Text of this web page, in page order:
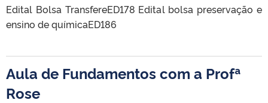
Edital Bolsa TransfereED178 Edital bolsa preservação e
ensino de químicaED186
Aula de Fundamentos com a Profª
Rose